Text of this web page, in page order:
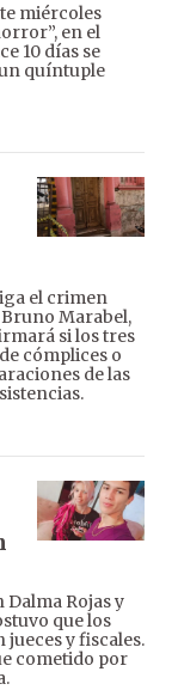
miércoles
en el
10 días se
quíntuple
el crimen
Marabel,
si los tres
cómplices o
de las
Rojas y
que los
y fiscales.
cometido por